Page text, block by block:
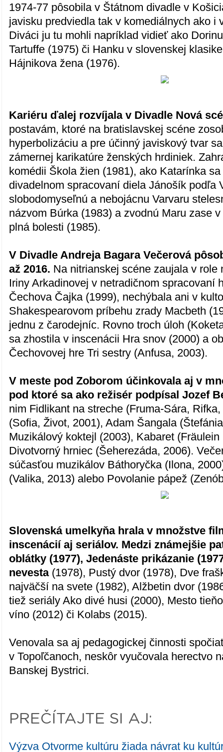
1974-77 pôsobila v Štátnom divadle v
javisku predviedla tak v komediálnych ako i
Diváci ju tu mohli napríklad vidieť ako
Tartuffe (1975) či Hanku v slovenskej
Hájnikova žena (1976).
Kariéru ďalej rozvíjala v Divadle Nová
postavám, ktoré na bratislavskej scéne
hyperbolizáciu a pre účinný javiskový tvar
zámernej karikatúre ženských hrdiniek.
komédii Škola žien (1981), ako Katarínka
divadelnom spracovaní diela Jánošík podľa
slobodomyseľnú a nebojácnu Varvaru
názvom Búrka (1983) a zvodnú Maru zase
plná bolesti (1985).
V Divadle Andreja Bagara Večerová
až 2016. Na nitrianskej scéne zaujala v role
Iriny Arkadinovej v netradičnom spracovaní
Čechova Čajka (1999), nechýbala ani v
Shakespearovom príbehu zrady Macbeth
jednu z čarodejníc. Rovno troch úloh
sa zhostila v inscenácii Hra snov (2000) a
Čechovovej hre Tri sestry (Anfusa, 2003).
V meste pod Zoborom účinkovala aj v
pod ktoré sa ako režisér podpísal Jozef
nim Fidlikant na streche (Fruma-Sára,
(Sofia, Život, 2001), Adam Šangala
Muzikálový koktejl (2003), Kabaret
Divotvorný hrniec (Šeherezáda, 2006).
súčasťou muzikálov Báthoryčka (Ilona,
(Valika, 2013) alebo Povolanie pápež
Slovenská umelkyňa hrala v množstve
inscenácií aj seriálov. Medzi známejšie
oblátky (1977), Jedenáste prikázanie
nevesta (1978), Pustý dvor (1978), Dve
najväčší na svete (1982), Alžbetin dvor
tiež seriály Ako divé husi (2000), Mesto
víno (2012) či Kolabs (2015).
Venovala sa aj pedagogickej činnosti
v Topoľčanoch, neskôr vyučovala herectvo
Banskej Bystrici.
PREČÍTAJTE SI AJ:
Výzva Otvorme kultúru žiada návrat ku